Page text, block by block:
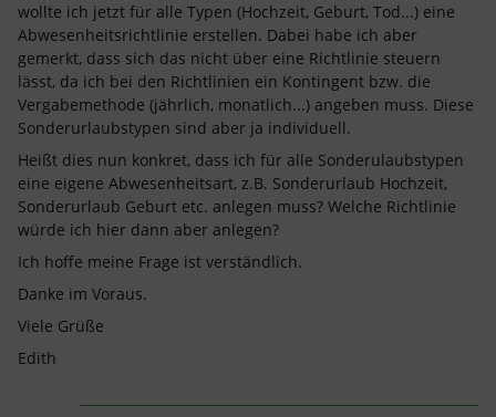
wollte ich jetzt für alle Typen (Hochzeit, Geburt, Tod...) eine
Abwesenheitsrichtlinie erstellen. Dabei habe ich aber
gemerkt, dass sich das nicht über eine Richtlinie steuern
lässt, da ich bei den Richtlinien ein Kontingent bzw. die
Vergabemethode (jährlich, monatlich...) angeben muss. Diese
Sonderurlaubstypen sind aber ja individuell.
Heißt dies nun konkret, dass ich für alle Sonderulaubstypen
eine eigene Abwesenheitsart, z.B. Sonderurlaub Hochzeit,
Sonderurlaub Geburt etc. anlegen muss? Welche Richtlinie
würde ich hier dann aber anlegen?
Ich hoffe meine Frage ist verständlich.
Danke im Voraus.
Viele Grüße
Edith